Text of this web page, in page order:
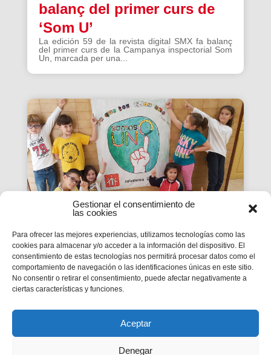
Gestionar el consentimiento de
las cookies
Para ofrecer las mejores experiencias, utilizamos tecnologías como las
cookies para almacenar y/o acceder a la información del dispositivo. El
consentimiento de estas tecnologías nos permitirá procesar datos como el
comportamiento de navegación o las identificaciones únicas en este sitio.
No consentir o retirar el consentimiento, puede afectar negativamente a
ciertas características y funciones.
Aceptar
Denegar
balanç del primer curs de
‘Som U’
La edición 59 de la revista digital SMX fa balanç
del primer curs de la Campanya inspectorial Som
Un, marcada per una...
La Revista SMX 59 hace
balance del primer curso de
'Somos Uno'
balance del primer curso de la Campaña
inspectorial Somos Uno, marcada...